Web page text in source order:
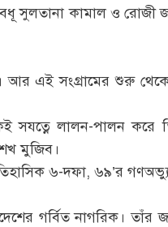
সুলতানা কামাল ও রোজী
আর এই সংগ্রামের শুরু থেকে
সযত্নে লালন-পালন করে
মুজিব।
৬-দফা, ৬৯’র
গর্বিত নাগরিক। তাঁর